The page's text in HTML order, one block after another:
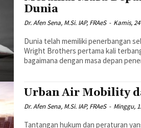
Dunia
Dr. Afen Sena, M.Si. IAP, FRAeS - Kamis,
Dunia telah memiliki penerbangan
Wright Brothers pertama kali
bagaimana dengan masa depan
Urban Air Mobility
Dr. Afen Sena, M.Si. IAP, FRAeS - Minggu,
Tantangan hukum dan peraturan